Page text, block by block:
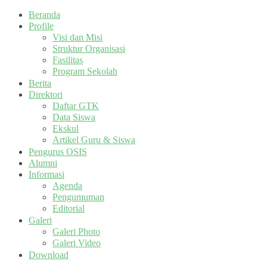
Beranda
Profile
Visi dan Misi
Struktur Organisasi
Fasilitas
Program Sekolah
Berita
Direktori
Daftar GTK
Data Siswa
Ekskul
Artikel Guru & Siswa
Pengurus OSIS
Alumni
Informasi
Agenda
Pengumuman
Editorial
Galeri
Galeri Photo
Galeri Video
Download